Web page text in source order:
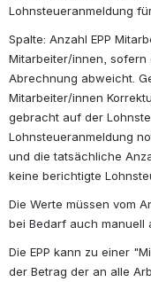
Lohnsteueranmeldung
Spalte: Anzahl EPP
Mitarbeiter/innen,
Abrechnung abweicht.
Mitarbeiter/innen
gebracht auf der
Lohnsteueranmeldung
und die tatsächliche
keine berichtigte
Die Werte müssen vom
bei Bedarf auch manuell
Die EPP kann zu einer
der Betrag der an alle